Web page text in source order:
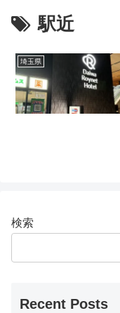
駅近
埼玉県
検索
Recent Posts